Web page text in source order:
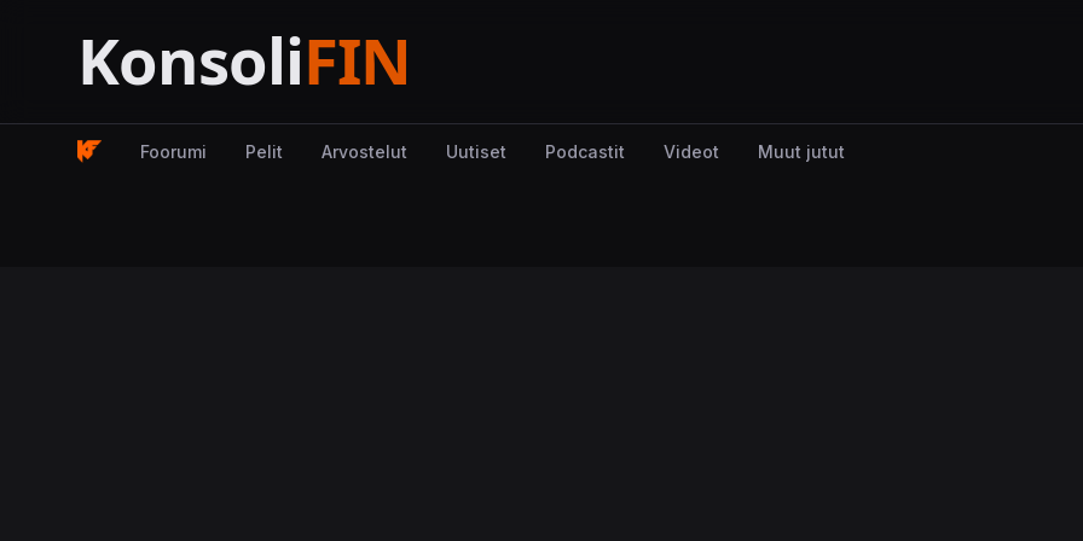
Foorumi Pelit Arvostelut Uutiset Podcastit Videot Muut jutut